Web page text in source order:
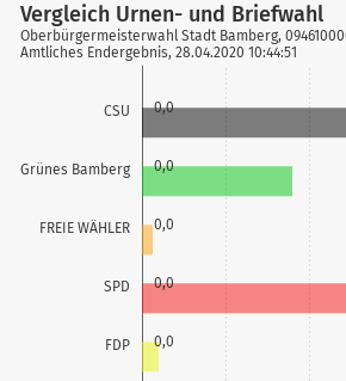
CSU
Grünes Bamberg
FREIE WÄHLER
SPD
FDP
0,0
0,0
0,0
0,0
0,0
Vergleich Urnen- und Briefwahl
Oberbürgermeisterwahl Stadt Bamberg,
Amtliches Endergebnis, 28.04.2020 10:44:51